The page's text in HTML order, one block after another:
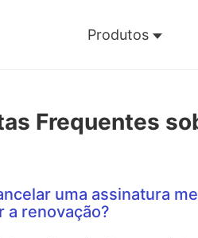
Produtos
Frequentes
uma assinatura
a renovação?